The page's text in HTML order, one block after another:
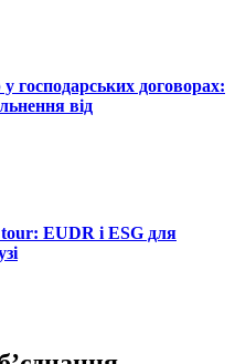
договорах:
від
EUDR і ESG для